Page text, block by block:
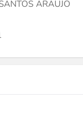
ARAUJO